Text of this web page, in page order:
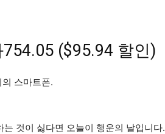
754.05 ($95.94 할인)
것이 싫다면 오늘이 행운의 날입니다.